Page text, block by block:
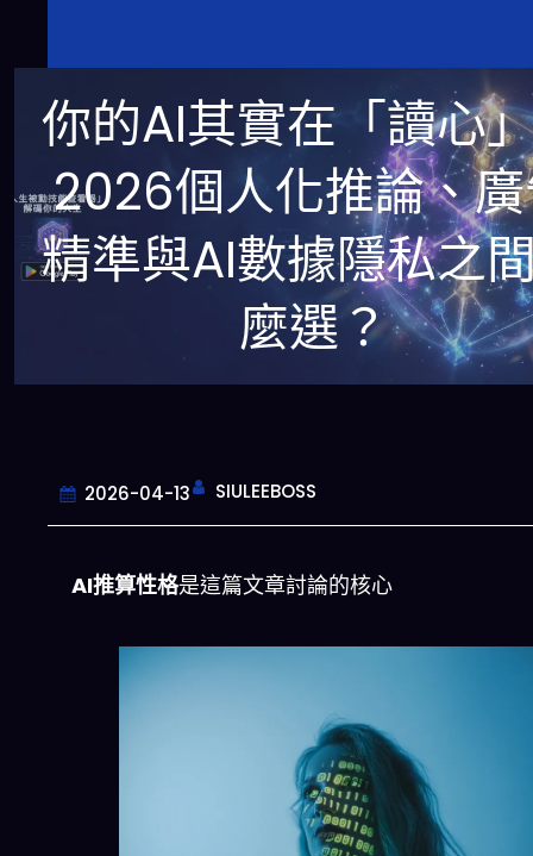
你的AI其實在「讀心
2026個人化推論、
精準與AI數據隱私之
麼選？
2026-04-13 SIULEEBOSS
AI推算性格是這篇文章討論的核心